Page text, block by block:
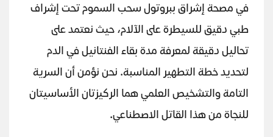
في مصحة إشراق ببروتول سحب السموم تحت إشراف
طبي دقيق للسيطرة على الآلام، حيث نعتمد على
تحاليل دقيقة لمعرفة مدة بقاء الفنتانيل في الدم
لتحديد خطة التطهير المناسبة. نحن نؤمن أن السرية
التامة والتشخيص العلمي هما الركيزتان الأساسيتان
للنجاة من هذا القاتل الاصطناعي.